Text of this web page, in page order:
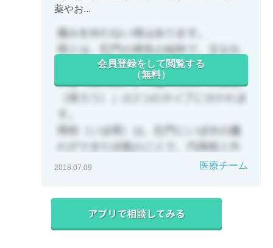
薬やお...
会員登録をして閲覧する
（無料）
2018.07.09 医療チーム